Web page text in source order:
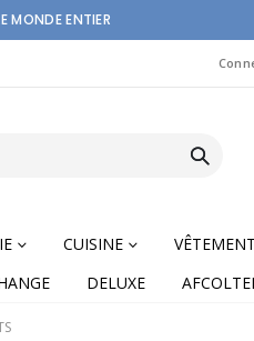
MONDE ENTIER
CUISINE
DELUXE